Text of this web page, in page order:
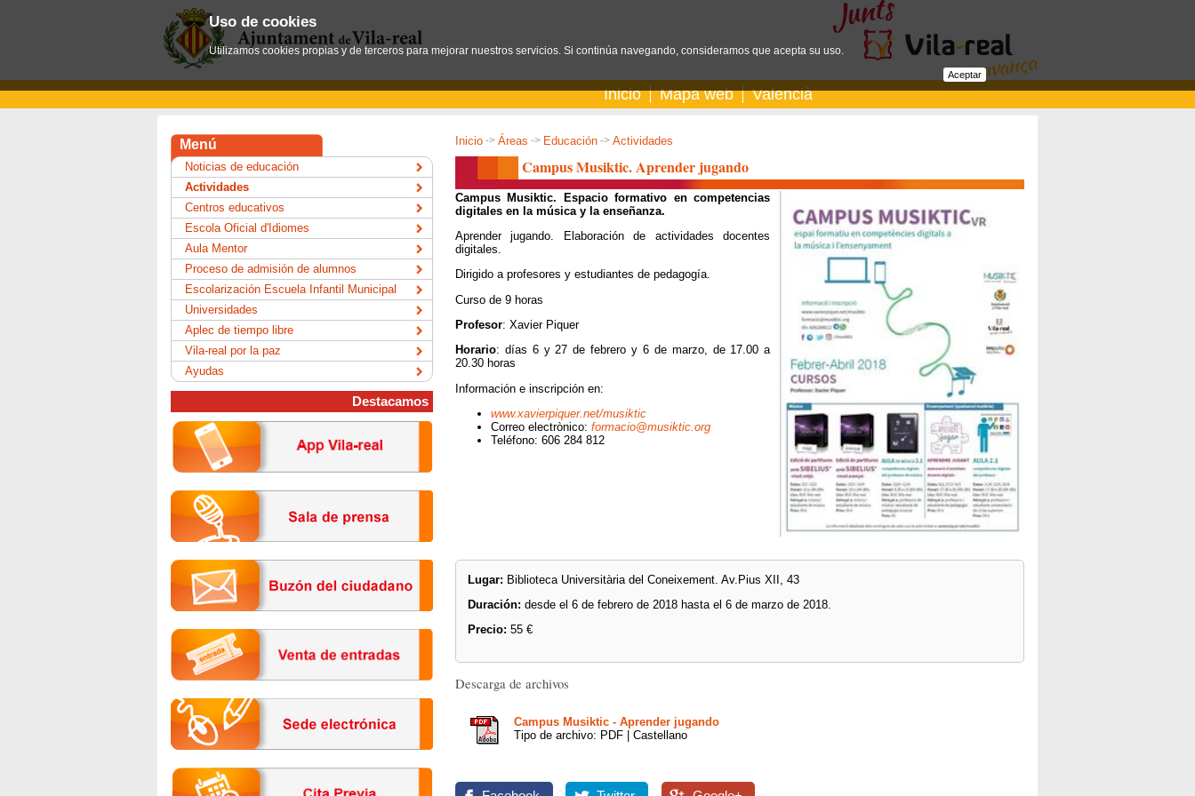
Inicio Mapa web Valencià
Inicio -> Áreas -> Educación -> Actividades
Campus Musiktic. Aprender jugando
Campus Musiktic. Espacio formativo en competencias
digitales en la música y la enseñanza.
Aprender jugando. Elaboración de actividades docentes
digitales.
Dirigido a profesores y estudiantes de pedagogía.
Curso de 9 horas
Profesor: Xavier Piquer
Horario: días 6 y 27 de febrero y 6 de marzo, de 17.00 a
20.30 horas
Información e inscripción en:
www.xavierpiquer.net/musiktic
Correo electrònico: formacio@musiktic.org
Teléfono: 606 284 812
Lugar: Biblioteca Universitària del Coneixement. Av.Pius XII, 43
Duración:desde el 6 de febrero de 2018 hasta el 6 de marzo de 2018.
Precio:55 €
Descarga de archivos
Campus Musiktic - Aprender jugando
Tipo de archivo: PDF | Castellano
Menú
Noticias de educación
Actividades
Centros educativos
Escola Oficial d'Idiomes
Aula Mentor
Proceso de admisión de alumnos
Escolarización Escuela Infantil Municipal
Universidades
Aplec de tiempo libre
Vila-real por la paz
Ayudas
Destacamos
Uso de cookies
Utilizamos cookies propias y de terceros para mejorar nuestros servicios. Si continúa navegando, consideramos que acepta su uso.
Aceptar